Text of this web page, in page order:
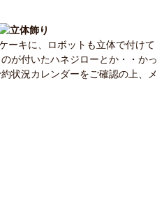
ーキに、ロボットも立体で付けて
が付いたハネジローとか・・かっ
状況カレンダーをご確認の上、メ